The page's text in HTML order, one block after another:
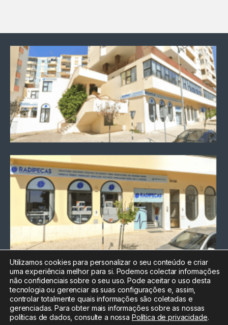
Chamada para a rede fixa
nacional
Electrónica:212
588 047
Informática:212
Utilizamos cookies para personalizar o seu conteúdo e criar
uma experiência melhor para si. Podemos colectar informações
não confidenciais sobre o seu uso. Pode aceitar o uso desta
tecnologia ou gerenciar as suas configurações e, assim,
controlar totalmente quais informações são coletadas e
gerenciadas. Para obter mais informações sobre as nossas
políticas de dados, consulte a nossa Política de privacidade.